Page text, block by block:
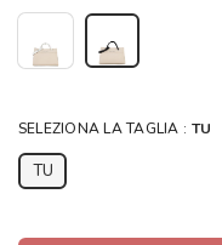
SELEZIONA LA TAGLIA : TU
TU